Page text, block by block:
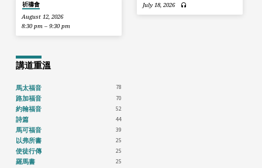
祈禱會
August 12, 2026
8:30 pm – 9:30 pm
July 18, 2026
講道重溫
馬太福音 78
路加福音 70
約翰福音 52
詩篇 44
馬可福音 39
以弗所書 25
使徒行傳 25
羅馬書 25